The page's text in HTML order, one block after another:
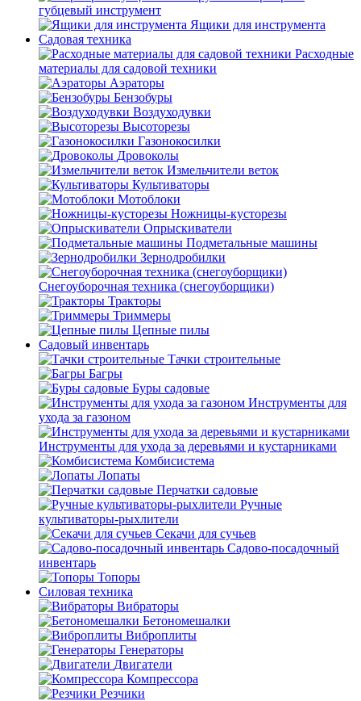
губцевый инструмент
Ящики для инструмента
Садовая техника
Расходные
материалы для садовой техники
Аэраторы
Бензобуры
Воздуходувки
Высоторезы
Газонокосилки
Дровоколы
Измельчители веток
Культиваторы
Мотоблоки
Ножницы-кусторезы
Опрыскиватели
Подметальные машины
Зернодробилки
Снегоуборочная техника (снегоуборщики)
Тракторы
Триммеры
Цепные пилы
Садовый инвентарь
Тачки строительные
Багры
Буры садовые
Инструменты для
ухода за газоном
Инструменты для ухода за деревьями и кустарниками
Комбисистема
Лопаты
Перчатки садовые
Ручные
культиваторы-рыхлители
Секачи для сучьев
Садово-посадочный
инвентарь
Топоры
Силовая техника
Вибраторы
Бетономешалки
Виброплиты
Генераторы
Двигатели
Компрессора
Резчики